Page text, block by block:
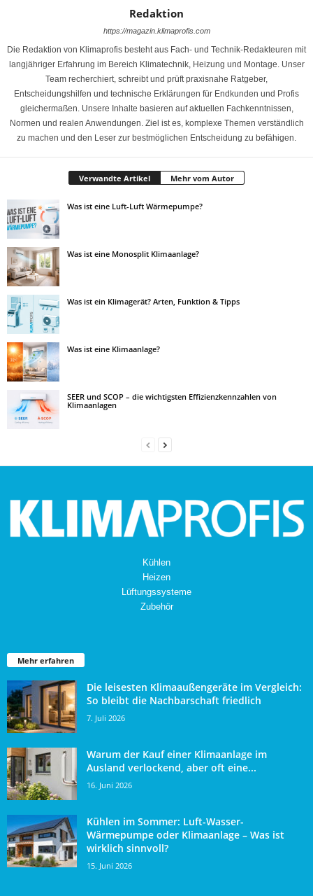
Redaktion
https://magazin.klimaprofis.com
Die Redaktion von Klimaprofis besteht aus Fach- und Technik-Redakteuren mit
langjähriger Erfahrung im Bereich Klimatechnik, Heizung und Montage. Unser
Team recherchiert, schreibt und prüft praxisnahe Ratgeber,
Entscheidungshilfen und technische Erklärungen für Endkunden und Profis
gleichermaßen. Unsere Inhalte basieren auf aktuellen Fachkenntnissen,
Normen und realen Anwendungen. Ziel ist es, komplexe Themen verständlich
zu machen und den Leser zur bestmöglichen Entscheidung zu befähigen.
Verwandte Artikel Mehr vom Autor
Was ist eine Luft-Luft Wärmepumpe?
Was ist eine Monosplit Klimaanlage?
Was ist ein Klimagerät? Arten, Funktion & Tipps
Was ist eine Klimaanlage?
SEER und SCOP – die wichtigsten Effizienzkennzahlen von
Klimaanlagen
Kühlen
Heizen
Lüftungssysteme
Zubehör
Mehr erfahren
Die leisesten Klimaaußengeräte im Vergleich:
So bleibt die Nachbarschaft friedlich
7. Juli 2026
Warum der Kauf einer Klimaanlage im
Ausland verlockend, aber oft eine...
16. Juni 2026
Kühlen im Sommer: Luft-Wasser-
Wärmepumpe oder Klimaanlage – Was ist
wirklich sinnvoll?
15. Juni 2026